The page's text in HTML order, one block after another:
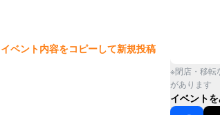
イベント内容をコピーして新規投稿
※閉店・移転
があります
イベント